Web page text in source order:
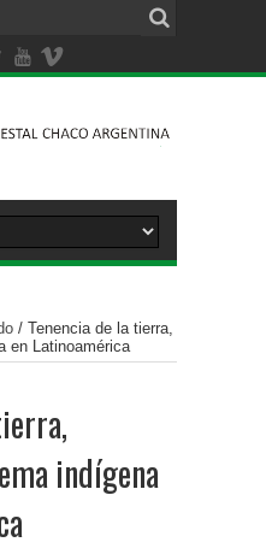
/ Tenencia de la tierra,
en Latinoamérica
indígena